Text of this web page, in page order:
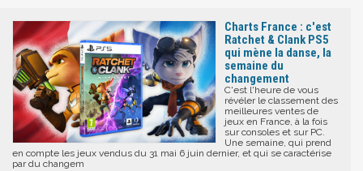
Charts France : c'est
Ratchet & Clank PS5
qui mène la danse, la
semaine du
changement
C'est l'heure de vous
révéler le classement des
meilleures ventes de
jeux en France, à la fois
sur consoles et sur PC.
Une semaine, qui prend
en compte les jeux vendus du 31 mai 6 juin dernier, et qui se caractérise
par du changem